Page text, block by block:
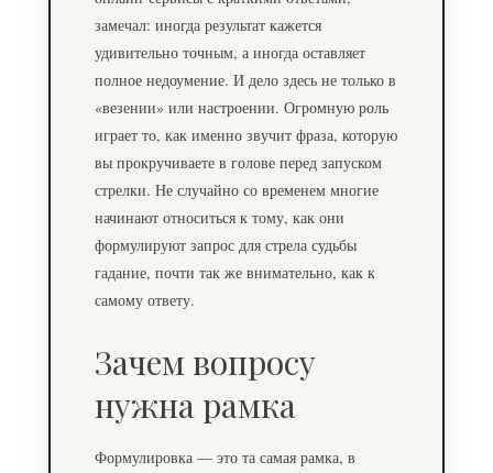
замечал: иногда результат кажется
удивительно точным, а иногда оставляет
полное недоумение. И дело здесь не только в
«везении» или настроении. Огромную роль
играет то, как именно звучит фраза, которую
вы прокручиваете в голове перед запуском
стрелки. Не случайно со временем многие
начинают относиться к тому, как они
формулируют запрос для стрела судьбы
гадание, почти так же внимательно, как к
самому ответу.
Зачем вопросу
нужна рамка
Формулировка — это та самая рамка, в